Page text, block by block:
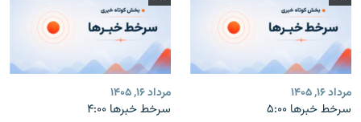
مرداد ۱۶, ۱۴۰۵
سرخط خبرها ۵:۰۰
مرداد ۱۶, ۱۴۰۵
سرخط خبرها ۴:۰۰